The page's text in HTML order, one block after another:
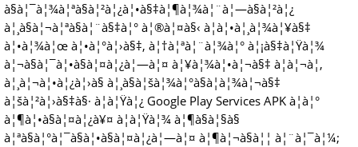
à§à¦¯à¦¾à¦ªà§à¦²à¦¿à¦•à§‡à¦¶à¦¾à¦¨à¦—à§à¦²à¦¿
à¦¸à§à¦¬à¦ªà§à¦¨à§‡à¦° à¦®à¦¤à§‹ à¦à¦•à¦¸à¦¾à¦¥à§‡
à¦•à¦¾à¦œ à¦•à¦°à¦›à§‡, à¦†à¦ªà¦¨à¦¾à¦° à¦¡à§‡à¦Ÿà¦¾
à¦¬à§à¦¯à¦•à§à¦¤à¦¿à¦—à¦¤ à¦¥à¦¾à¦•à¦¬à§‡ à¦à¦¬à¦‚
à¦¸à¦¬à¦•à¦¿à¦›à§ à¦¸à§à¦šà¦¾à¦°à§à¦­à¦¾à¦¬à§‡
à¦šà¦²à¦›à§‡à§· à¦à¦Ÿà¦¿ Google Play Services APK à¦à¦°
à¦¶à¦•à§à¦¤à¦¿à¥¤ à¦à¦Ÿà¦¾ à¦¶à§à¦§à§
à¦ªà§à¦°à¦¯à§à¦•à§à¦¤à¦¿à¦—à¦¤ à¦¶à¦¬à§à¦¦ à¦¨à¦¯à¦¼;